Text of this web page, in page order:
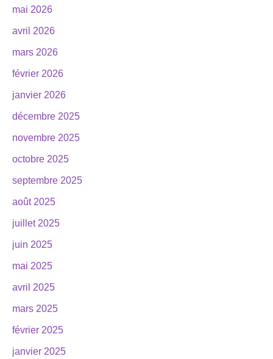
mai 2026
avril 2026
mars 2026
février 2026
janvier 2026
décembre 2025
novembre 2025
octobre 2025
septembre 2025
août 2025
juillet 2025
juin 2025
mai 2025
avril 2025
mars 2025
février 2025
janvier 2025